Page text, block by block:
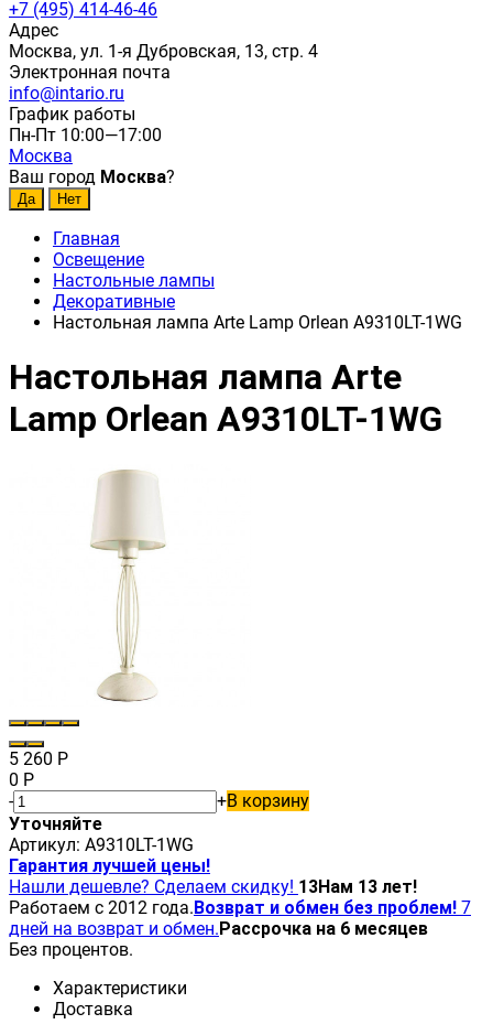
+7 (495) 414-46-46
Адрес
Москва, ул. 1-я Дубровская, 13, стр. 4
Электронная почта
info@intario.ru
График работы
Пн-Пт 10:00—17:00
Москва
Ваш город Москва?
Главная
Освещение
Настольные лампы
Декоративные
Настольная лампа Arte Lamp Orlean A9310LT-1WG
Настольная лампа Arte
Lamp Orlean A9310LT-1WG
5 260 Р
0 Р
-
+В корзину
Уточняйте
Артикул: A9310LT-1WG
Гарантия лучшей цены!
Нашли дешевле? Сделаем скидку! 13Нам 13 лет!
Работаем с 2012 года.Возврат и обмен без проблем! 7
дней на возврат и обмен.Рассрочка на 6 месяцев
Без процентов.
Характеристики
Доставка